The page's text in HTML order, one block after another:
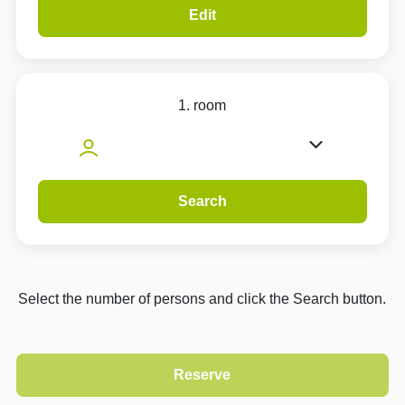
Edit
1. room
Search
Select the number of persons and click the Search button.